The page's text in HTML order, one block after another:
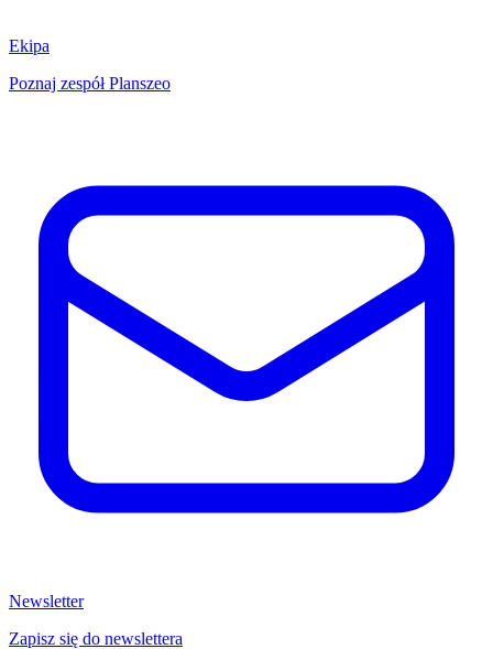
Ekipa
Poznaj zespół Planszeo
Newsletter
Zapisz się do newslettera